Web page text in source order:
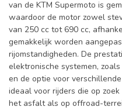
van de KTM Supermoto is
waardoor de motor zowel
van 250 cc tot 690 cc,
gemakkelijk worden
rijomstandigheden. De
elektronische systemen,
en de optie voor
ideaal voor rijders die op
het asfalt als op offroad-